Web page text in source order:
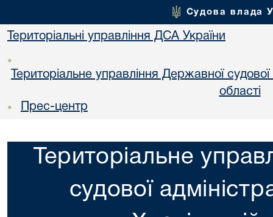
Судова влада
Територіальні управління ДСА України
•
Територіальне управління Державної судової
областi
• Прес-центр
Територіальне
судової